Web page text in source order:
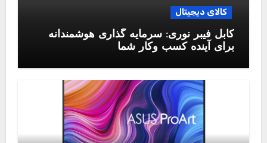
کالای دیجیتال
کابل فیبر نوری: سرمایه گذاری هوشمندانه
برای آینده کسب وکار شما